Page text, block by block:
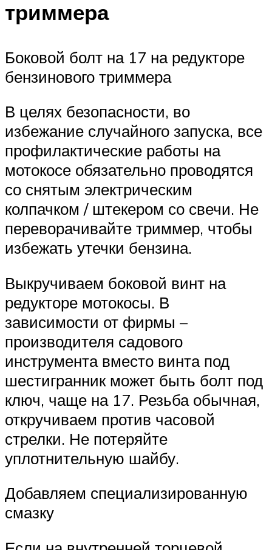
триммера
Боковой болт на 17 на редукторе
бензинового триммера
В целях безопасности, во
избежание случайного запуска, все
профилактические работы на
мотокосе обязательно проводятся
со снятым электрическим
колпачком / штекером со свечи. Не
переворачивайте триммер, чтобы
избежать утечки бензина.
Выкручиваем боковой винт на
редукторе мотокосы. В
зависимости от фирмы –
производителя садового
инструмента вместо винта под
шестигранник может быть болт под
ключ, чаще на 17. Резьба обычная,
откручиваем против часовой
стрелки. Не потеряйте
уплотнительную шайбу.
Добавляем специализированную
смазку